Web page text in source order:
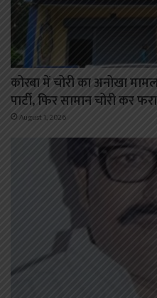
कोरबा में चोरी का अनोखा
पार्टी, फिर सामान चोरी कर
August 1, 2026